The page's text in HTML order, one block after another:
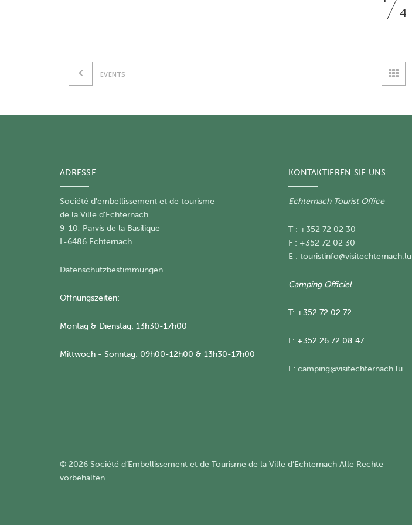
4
EVENTS
ADRESSE
Société d'embellissement et de tourisme
​de la Ville d'Echternach
9-10, Parvis de la Basilique
L-6486 Echternach
Datenschutzbestimmungen
Öffnungszeiten:
Montag & Dienstag: 13h30-17h00
Mittwoch - Sonntag: 09h00-12h00 & 13h30-17h00
KONTAKTIEREN SIE UNS
Echternach Tourist Office
T : +352 72 02 30
F : +352 72 02 30
E : touristinfo@visitechternach.lu
Camping Officiel
T: +352 72 02 72
F: +352 26 72 08 47
E: camping@visitechternach.lu
© 2026 Société d’Embellissement et de Tourisme de la Ville d’Echternach Alle Rechte
vorbehalten.